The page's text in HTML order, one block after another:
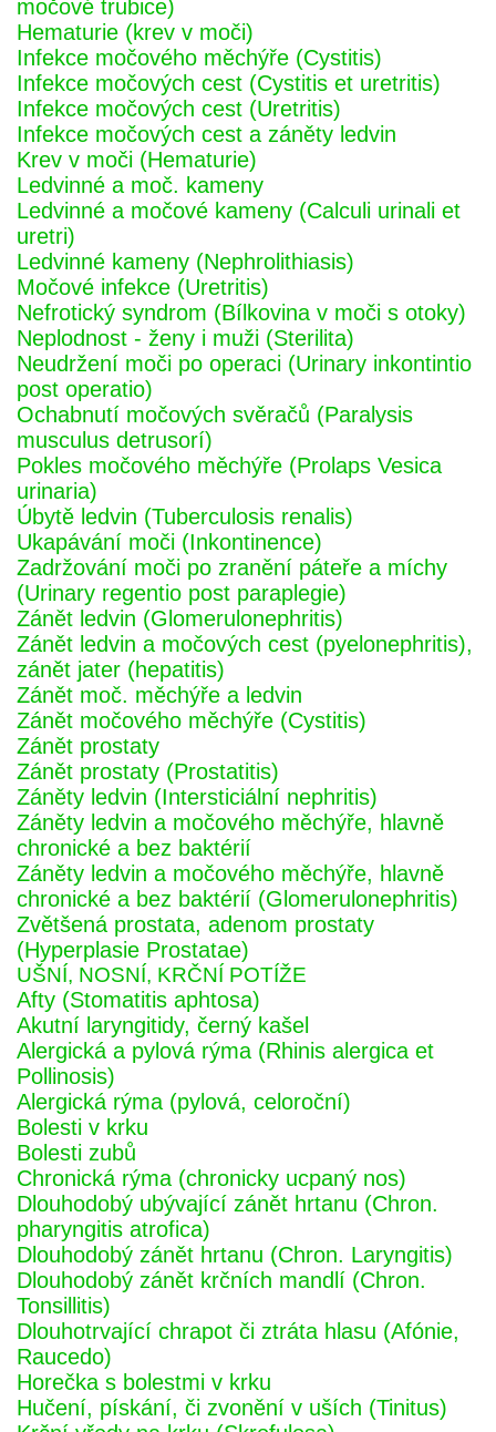
močové trubice)
Hematurie (krev v moči)
Infekce močového měchýře (Cystitis)
Infekce močových cest (Cystitis et uretritis)
Infekce močových cest (Uretritis)
Infekce močových cest a záněty ledvin
Krev v moči (Hematurie)
Ledvinné a moč. kameny
Ledvinné a močové kameny (Calculi urinali et
uretri)
Ledvinné kameny (Nephrolithiasis)
Močové infekce (Uretritis)
Nefrotický syndrom (Bílkovina v moči s otoky)
Neplodnost - ženy i muži (Sterilita)
Neudržení moči po operaci (Urinary inkontintio
post operatio)
Ochabnutí močových svěračů (Paralysis
musculus detrusorí)
Pokles močového měchýře (Prolaps Vesica
urinaria)
Úbytě ledvin (Tuberculosis renalis)
Ukapávání moči (Inkontinence)
Zadržování moči po zranění páteře a míchy
(Urinary regentio post paraplegie)
Zánět ledvin (Glomerulonephritis)
Zánět ledvin a močových cest (pyelonephritis),
zánět jater (hepatitis)
Zánět moč. měchýře a ledvin
Zánět močového měchýře (Cystitis)
Zánět prostaty
Zánět prostaty (Prostatitis)
Záněty ledvin (Intersticiální nephritis)
Záněty ledvin a močového měchýře, hlavně
chronické a bez baktérií
Záněty ledvin a močového měchýře, hlavně
chronické a bez baktérií (Glomerulonephritis)
Zvětšená prostata, adenom prostaty
(Hyperplasie Prostatae)
UŠNÍ, NOSNÍ, KRČNÍ POTÍŽE
Afty (Stomatitis aphtosa)
Akutní laryngitidy, černý kašel
Alergická a pylová rýma (Rhinis alergica et
Pollinosis)
Alergická rýma (pylová, celoroční)
Bolesti v krku
Bolesti zubů
Chronická rýma (chronicky ucpaný nos)
Dlouhodobý ubývající zánět hrtanu (Chron.
pharyngitis atrofica)
Dlouhodobý zánět hrtanu (Chron. Laryngitis)
Dlouhodobý zánět krčních mandlí (Chron.
Tonsillitis)
Dlouhotrvající chrapot či ztráta hlasu (Afónie,
Raucedo)
Horečka s bolestmi v krku
Hučení, pískání, či zvonění v uších (Tinitus)